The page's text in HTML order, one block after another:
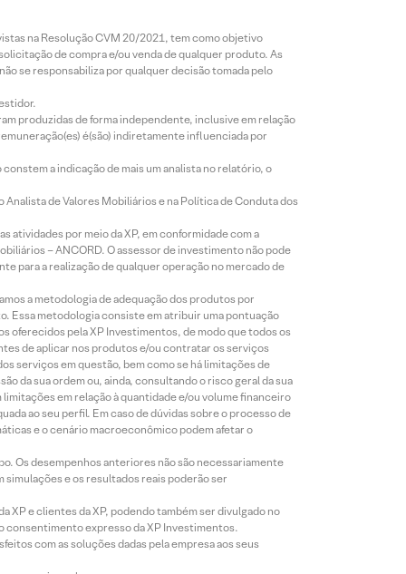
na Resolução CVM 20/2021, tem como objetivo
de compra e/ou venda de qualquer produto. As
se responsabiliza por qualquer decisão tomada pelo
produzidas de forma independente, inclusive em relação
é(são) indiretamente influenciada por
a indicação de mais um analista no relatório, o
de Valores Mobiliários e na Política de Conduta dos
atividades por meio da XP, em conformidade com a
– ANCORD. O assessor de investimento não pode
para a realização de qualquer operação no mercado de
a metodologia de adequação dos produtos por
Essa metodologia consiste em atribuir uma pontuação
oferecidos pela XP Investimentos, de modo que todos os
de aplicar nos produtos e/ou contratar os serviços
serviços em questão, bem como se há limitações de
da sua ordem ou, ainda, consultando o risco geral da sua
em relação à quantidade e/ou volume financeiro
ao seu perfil. Em caso de dúvidas sobre o processo de
e o cenário macroeconômico podem afetar o
Os desempenhos anteriores não são necessariamente
e os resultados reais poderão ser
e clientes da XP, podendo também ser divulgado no
consentimento expresso da XP Investimentos.
com as soluções dadas pela empresa aos seus